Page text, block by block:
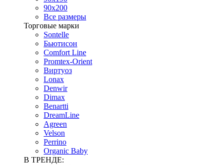
90х200
Все размеры
Торговые марки
Sontelle
Бьютисон
Comfort Line
Promtex-Orient
Виртуоз
Lonax
Denwir
Dimax
Benartti
DreamLine
Agreen
Velson
Perrino
Organic Baby
В ТРЕНДЕ: